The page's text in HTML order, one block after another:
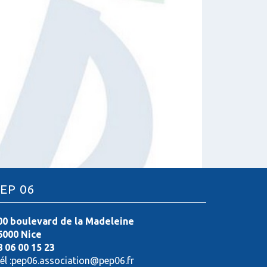
06
boulevard de la Madeleine
Nice
06 00 15 23
:pep06.association@pep06.fr